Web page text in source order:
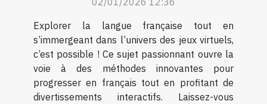
Explorer la langue française tout en
s’immergeant dans l’univers des jeux virtuels,
c’est possible ! Ce sujet passionnant ouvre la
voie à des méthodes innovantes pour
progresser en français tout en profitant de
divertissements interactifs. Laissez-vous